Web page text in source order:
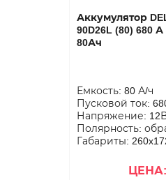
Аккумулятор
90D26L (80) 680
80Ач
Емкость: 80 А/ч
Пусковой ток:
Напряжение:
Полярность:
Габариты:
ЦЕНА: